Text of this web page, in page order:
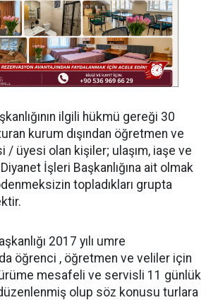
ilgili hükmü gereği 30
kurum dışından öğretmen ve
/ üyesi olan kişiler; ulaşım, iaşe ve
İşleri Başkanlığına ait olmak
topladıkları grupta
2017 yılı umre
öğrenci , öğretmen ve veliler için
mesafeli ve servisli 11 günlük
olup söz konusu turlara